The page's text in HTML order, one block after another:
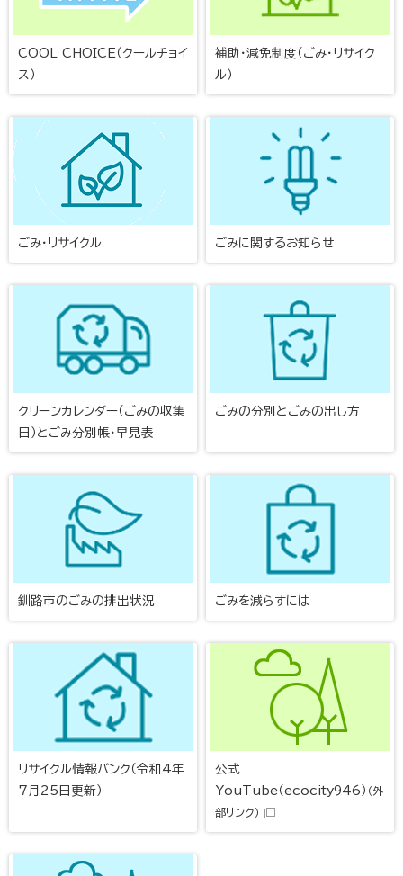
COOL CHOICE（クールチョイ
ス）
補助・減免制度（ごみ・リサイク
ル）
ごみ・リサイクル ごみに関するお知らせ
クリーンカレンダー（ごみの収集
日）とごみ分別帳・早見表
ごみの分別とごみの出し方
釧路市のごみの排出状況 ごみを減らすには
リサイクル情報バンク（令和4年
7月25日更新）
公式
YouTube（ecocity946） （外
部リンク）